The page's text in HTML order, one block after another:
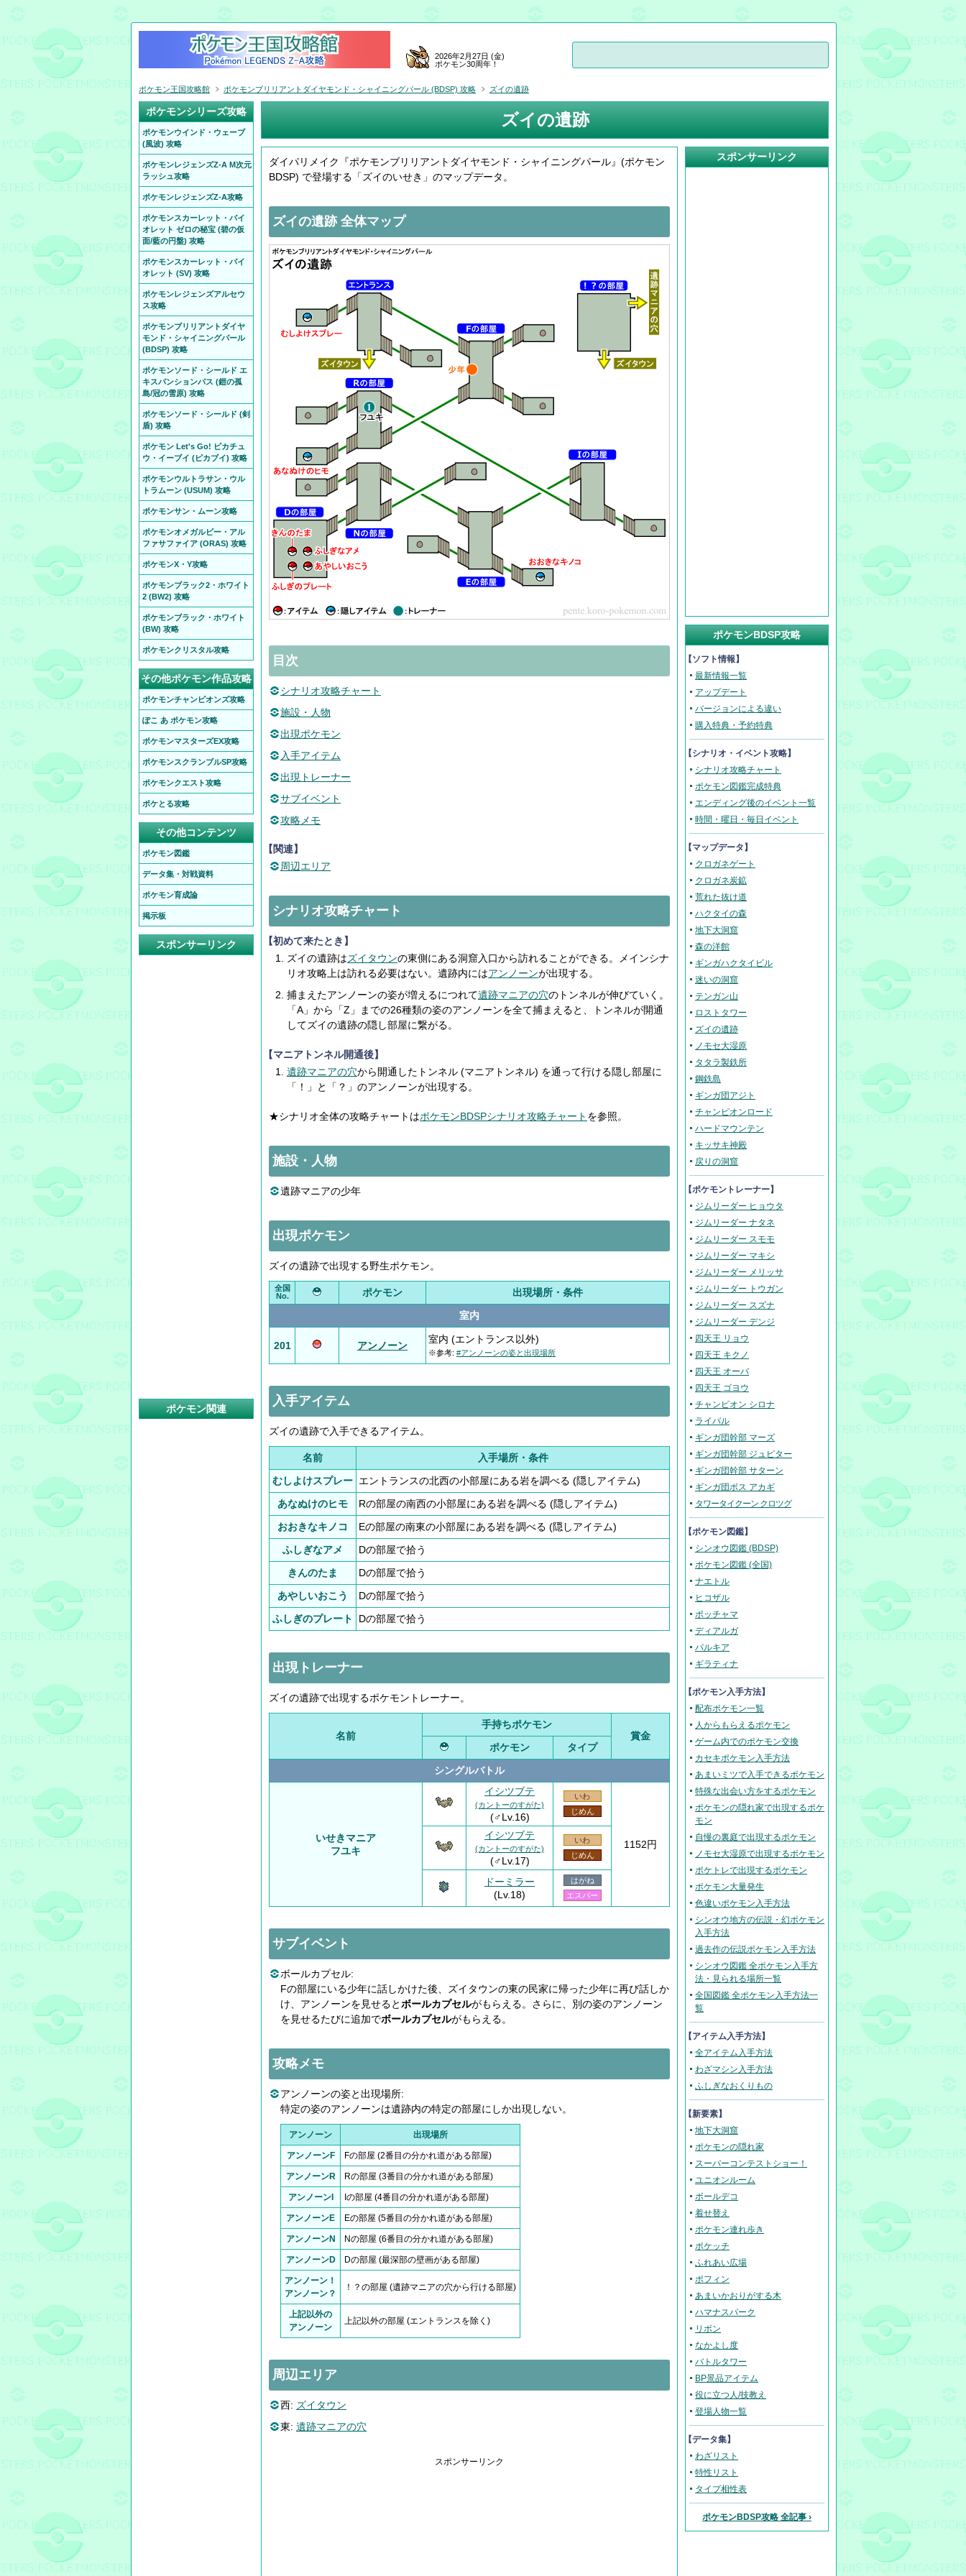
ズイの遺跡
ダイパリメイク『ポケモンブリリアントダイヤモンド・シャイニングパール』(ポケモン
BDSP) で登場する「ズイのいせき」のマップデータ。
ズイの遺跡 全体マップ
目次
シナリオ攻略チャート
施設・人物
出現ポケモン
入手アイテム
出現トレーナー
サブイベント
攻略メモ
【関連】
周辺エリア
シナリオ攻略チャート
【初めて来たとき】
ズイの遺跡はズイタウンの東側にある洞窟入口から訪れることができる。メインシナ
リオ攻略上は訪れる必要はない。遺跡内にはアンノーンが出現する。
捕まえたアンノーンの姿が増えるにつれて遺跡マニアの穴のトンネルが伸びていく。
「A」から「Z」までの26種類の姿のアンノーンを全て捕まえると、トンネルが開通
してズイの遺跡の隠し部屋に繋がる。
【マニアトンネル開通後】
遺跡マニアの穴から開通したトンネル (マニアトンネル) を通って行ける隠し部屋に
「！」と「？」のアンノーンが出現する。
★シナリオ全体の攻略チャートはポケモンBDSPシナリオ攻略チャート を参照。
施設・人物
遺跡マニアの少年
出現ポケモン
ズイの遺跡で出現する野生ポケモン。
全国
No.
ポケモン
出現場所・条件
室内
201 アンノーン
室内 (エントランス以外)
※参考: #アンノーンの姿と出現場所
入手アイテム
ズイの遺跡で入手できるアイテム。
名前
入手場所・条件
むしよけスプレー エントランスの北西の小部屋にある岩を調べる (隠しアイテム)
あなぬけのヒモ
Rの部屋の南西の小部屋にある岩を調べる (隠しアイテム)
おおきなキノコ
Eの部屋の南東の小部屋にある岩を調べる (隠しアイテム)
ふしぎなアメ
Dの部屋で拾う
きんのたま
Dの部屋で拾う
あやしいおこう
Dの部屋で拾う
ふしぎのプレート
Dの部屋で拾う
出現トレーナー
ズイの遺跡で出現するポケモントレーナー。
名前
手持ちポケモン
賞金
ポケモン
タイプ
シングルバトル
いせきマニア
フユキ
イシツブテ
(カントーのすがた)
(♂Lv.16)
いわ
じめん
1152円
イシツブテ
(カントーのすがた)
(♂Lv.17)
いわ
じめん
ドーミラー
(Lv.18)
はがね
エスパー
サブイベント
ボールカプセル:
Fの部屋にいる少年に話しかけた後、ズイタウンの東の民家に帰った少年に再び話しか
け、アンノーンを見せるとボールカプセルがもらえる。さらに、別の姿のアンノーン
を見せるたびに追加でボールカプセルがもらえる。
攻略メモ
アンノーンの姿と出現場所:
特定の姿のアンノーンは遺跡内の特定の部屋にしか出現しない。
アンノーン 出現場所
アンノーンF Fの部屋 (2番目の分かれ道がある部屋)
アンノーンR Rの部屋 (3番目の分かれ道がある部屋)
アンノーンI Iの部屋 (4番目の分かれ道がある部屋)
アンノーンE Eの部屋 (5番目の分かれ道がある部屋)
アンノーンN Nの部屋 (6番目の分かれ道がある部屋)
アンノーンD Dの部屋 (最深部の壁画がある部屋)
アンノーン！
アンノーン？
！？の部屋 (遺跡マニアの穴から行ける部屋)
上記以外の
アンノーン
上記以外の部屋 (エントランスを除く)
周辺エリア
西: ズイタウン
東: 遺跡マニアの穴
スポンサーリンク
スポンサーリンク
ポケモンBDSP攻略
【ソフト情報】
最新情報一覧
アップデート
バージョンによる違い
購入特典・予約特典
【シナリオ・イベント攻略】
シナリオ攻略チャート
ポケモン図鑑完成特典
エンディング後のイベント一覧
時間・曜日・毎日イベント
【マップデータ】
クロガネゲート
クロガネ炭鉱
荒れた抜け道
ハクタイの森
地下大洞窟
森の洋館
ギンガハクタイビル
迷いの洞窟
テンガン山
ロストタワー
ズイの遺跡
ノモセ大湿原
タタラ製鉄所
鋼鉄島
ギンガ団アジト
チャンピオンロード
ハードマウンテン
キッサキ神殿
戻りの洞窟
【ポケモントレーナー】
ジムリーダー ヒョウタ
ジムリーダー ナタネ
ジムリーダー スモモ
ジムリーダー マキシ
ジムリーダー メリッサ
ジムリーダー トウガン
ジムリーダー スズナ
ジムリーダー デンジ
四天王 リョウ
四天王 キクノ
四天王 オーバ
四天王 ゴヨウ
チャンピオン シロナ
ライバル
ギンガ団幹部 マーズ
ギンガ団幹部 ジュピター
ギンガ団幹部 サターン
ギンガ団ボス アカギ
タワータイクーン クロツグ
【ポケモン図鑑】
シンオウ図鑑 (BDSP)
ポケモン図鑑 (全国)
ナエトル
ヒコザル
ポッチャマ
ディアルガ
パルキア
ギラティナ
【ポケモン入手方法】
配布ポケモン一覧
人からもらえるポケモン
ゲーム内でのポケモン交換
カセキポケモン入手方法
あまいミツで入手できるポケモン
特殊な出会い方をするポケモン
ポケモンの隠れ家で出現するポケ
モン
自慢の裏庭で出現するポケモン
ノモセ大湿原で出現するポケモン
ポケトレで出現するポケモン
ポケモン大量発生
色違いポケモン入手方法
シンオウ地方の伝説・幻ポケモン
入手方法
過去作の伝説ポケモン入手方法
シンオウ図鑑 全ポケモン入手方
法・見られる場所一覧
全国図鑑 全ポケモン入手方法一
覧
【アイテム入手方法】
全アイテム入手方法
わざマシン入手方法
ふしぎなおくりもの
【新要素】
地下大洞窟
ポケモンの隠れ家
スーパーコンテストショー！
ユニオンルーム
ボールデコ
着せ替え
ポケモン連れ歩き
ポケッチ
ふれあい広場
ポフィン
あまいかおりがする木
ハマナスパーク
リボン
なかよし度
バトルタワー
BP景品アイテム
役に立つ人/技教え
登場人物一覧
【データ集】
わざリスト
特性リスト
タイプ相性表
ポケモンBDSP攻略 全記事 ›
2026年2月27日 (金)
ポケモン30周年！
ポケモン王国攻略館 ポケモンブリリアントダイヤモンド・シャイニングパール (BDSP) 攻略 ズイの遺跡
ポケモンシリーズ攻略
ポケモンウインド・ウェーブ
(風波) 攻略
ポケモンレジェンズZ-A M次元
ラッシュ攻略
ポケモンレジェンズZ-A攻略
ポケモンスカーレット・バイ
オレット ゼロの秘宝 (碧の仮
面/藍の円盤) 攻略
ポケモンスカーレット・バイ
オレット (SV) 攻略
ポケモンレジェンズアルセウ
ス攻略
ポケモンブリリアントダイヤ
モンド・シャイニングパール
(BDSP) 攻略
ポケモンソード・シールド エ
キスパンションパス (鎧の孤
島/冠の雪原) 攻略
ポケモンソード・シールド (剣
盾) 攻略
ポケモン Let's Go! ピカチュ
ウ・イーブイ (ピカブイ) 攻略
ポケモンウルトラサン・ウル
トラムーン (USUM) 攻略
ポケモンサン・ムーン攻略
ポケモンオメガルビー・アル
ファサファイア (ORAS) 攻略
ポケモンX・Y攻略
ポケモンブラック2・ホワイト
2 (BW2) 攻略
ポケモンブラック・ホワイト
(BW) 攻略
ポケモンクリスタル攻略
その他ポケモン作品攻略
ポケモンチャンピオンズ攻略
ぽこ あ ポケモン攻略
ポケモンマスターズEX攻略
ポケモンスクランブルSP攻略
ポケモンクエスト攻略
ポケとる攻略
その他コンテンツ
ポケモン図鑑
データ集・対戦資料
ポケモン育成論
掲示板
スポンサーリンク
ポケモン関連